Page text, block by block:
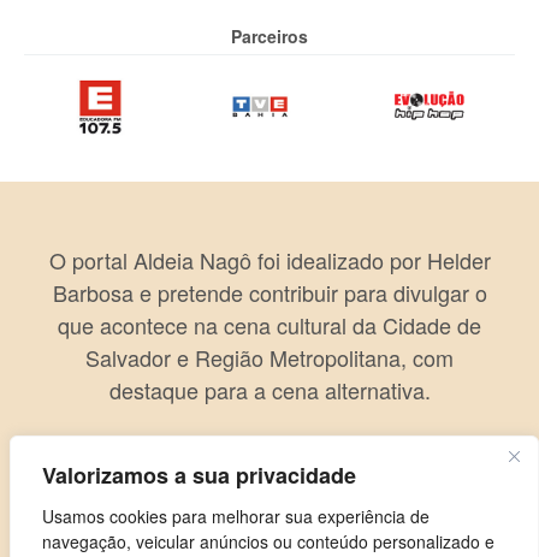
Valorizamos a sua privacidade
Usamos cookies para melhorar sua experiência de
navegação, veicular anúncios ou conteúdo personalizado e
Parceiros
O portal Aldeia Nagô foi idealizado por Helder
Barbosa e pretende contribuir para divulgar o
que acontece na cena cultural da Cidade de
Salvador e Região Metropolitana, com
destaque para a cena alternativa.